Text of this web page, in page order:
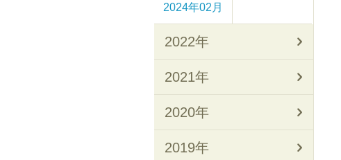
2024年02月
2022年
2021年
2020年
2019年